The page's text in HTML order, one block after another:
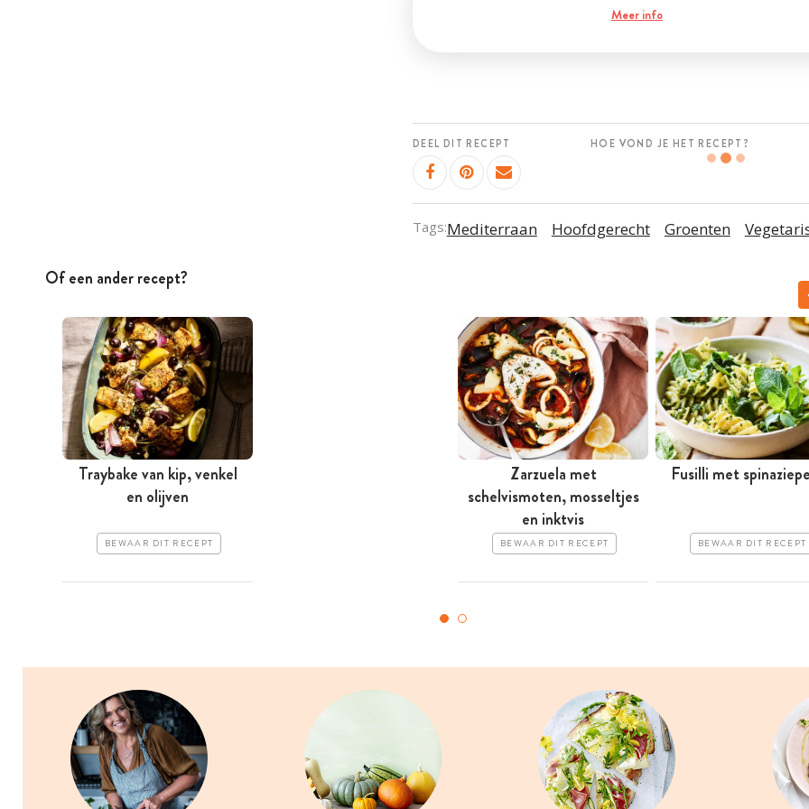
Meer info
DEEL DIT RECEPT HOE VOND JE HET RECEPT?
Tags:Mediterraan Hoofdgerecht Groenten
Of een ander recept?
Traybake van kip, venkel
en olijven
BEWAAR DIT RECEPT
Zarzuela met
schelvismoten, mosseltjes
en inktvis
BEWAAR DIT RECEPT
Fusilli met
BEWAAR DIT RECEPT